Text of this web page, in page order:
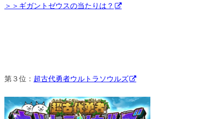
＞＞ギガントゼウスの当たりは？
第３位： 超古代勇者ウルトラソウルズ